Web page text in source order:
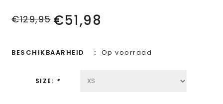
€129,95 €51,98
BESCHIKBAARHEID Op voorraad
SIZE: *